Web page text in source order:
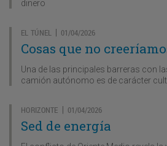
dinero
EL TÚNEL | 01/04/2026
Cosas que no
Una de las principales barreras con
camión autónomo es de carácter
HORIZONTE | 01/04/2026
Sed de energía